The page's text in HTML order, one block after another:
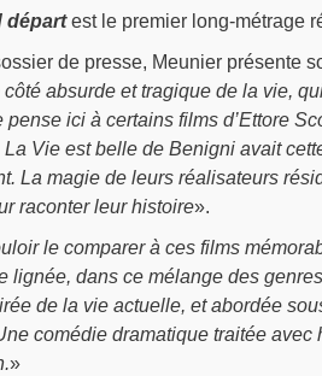
départest le premier long-métrage
de presse, Meunier présente
côté absurde et tragique de la vie,
pense ici à certains films d’Ettore
Vie est belle de Benigni avait
La magie de leurs réalisateurs
raconter leur histoire».
le comparer à ces films
lignée, dans ce mélange des
de la vie actuelle, et abordée
comédie dramatique traitée
»